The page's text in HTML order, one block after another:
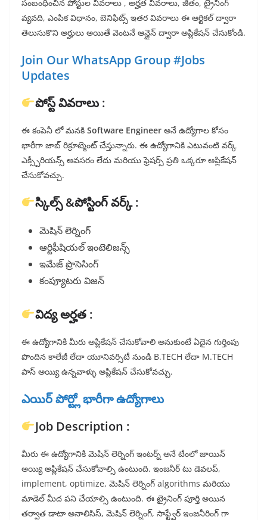
సంబంధించిన పోస్టుల వివరాలు , అర్హత వివరాలు, జీతం, ట్రైనింగ్
వ్యవది, ఎంపిక విధానం, బెనిఫిట్స్ ఇతర వివరాలు ఈ ఆర్టికల్ ద్వారా
తెలుసుకొని అర్హులు అయితే వెంటనే ఆన్లైన్ ద్వారా అప్లికేషన్ చేసుకోండి.
Join Our WhatsApp Group #Jobs
Updates
పోస్ట్ వివరాలు :
ఈ కంపెనీ లో మనకి Software Engineer అనే ఉద్యోగాల కోసం
భారీగా జాబ్ రిక్రూట్మెంట్ చేస్తున్నారు. ఈ ఉద్యోగానికి ఎటువంటి వర్క్
ఎక్స్పీరియన్స్ అవసరం లేదు మరియు ఫ్రెషర్స్ ప్రతి ఒక్కరూ అప్లికేషన్
చేసుకోవచ్చు.
స్కిల్స్ &పోస్టింగ్ వర్క్ :
మెషిన్ లెర్నింగ్
ఆర్టిఫీషియల్ ఇంటెలిజన్స్
ఇమేజ్ ప్రొసెసింగ్
కంప్యూటరు విజన్
విద్య అర్హత :
ఈ ఉద్యోగానికి మీరు అప్లికేషన్ చేసుకోవాలి అనుకుంటే ఏదైన గుర్తింపు
పొందిన కాలేజీ లేదా యూనివర్సిటీ నుండి B.TECH లేదా M.TECH
పాస్ అయ్యి ఉన్నవాళ్ళు అప్లికేషన్ చేసుకోవచ్చు.
ఎయిర్ పోర్ట్లో భారీగా ఉద్యోగాలు
Job Description :
మీరు ఈ ఉద్యోగానికి మెషిన్ లెర్నింగ్ ఇంటర్న్ అనే టీంలో జాయిన్
అయ్యి అప్లికేషన్ చేసుకోవాల్సి ఉంటుంది. ఇంజనీర్ టు డెవలప్,
implement, optimize, మెషిన్ లెర్నింగ్ algorithms మరియు
మాడెల్ మీద పని చేయాల్సి ఉంటుంది. ఈ ట్రైనింగ్ పూర్తి అయిన
తర్వాత డాటా అనాలిసిస్, మెషిన్ లెర్నింగ్, సాఫ్ట్వేర్ ఇంజనీరింగ్ గా